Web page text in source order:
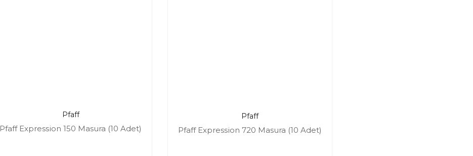
Pfaff
Pfaff Expression 150 Masura (10 Adet)
Pfaff
Pfaff Expression 720 Masura (10 Adet)